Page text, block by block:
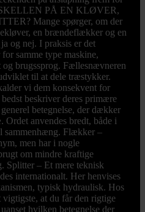
PÅ EN KLØVER,
Mange spørger, om der
en brændeflækker og en
og nej. I praksis er det
samme type maskine,
brugssprog. Fællesnævneren
til at dele træstykker.
vi dem konsekvent for
beskriver deres primære
betegnelse, der dækker
Ordet anvendes bredt, både i
sammenhæng. Flækker –
men har i nogle
om mindre kraftige
Splitter – Et mere teknisk
internationalt. Her henvises
typisk hydraulisk. Hos
vigtigste, at du får den rigtige
hvilken betegnelse der